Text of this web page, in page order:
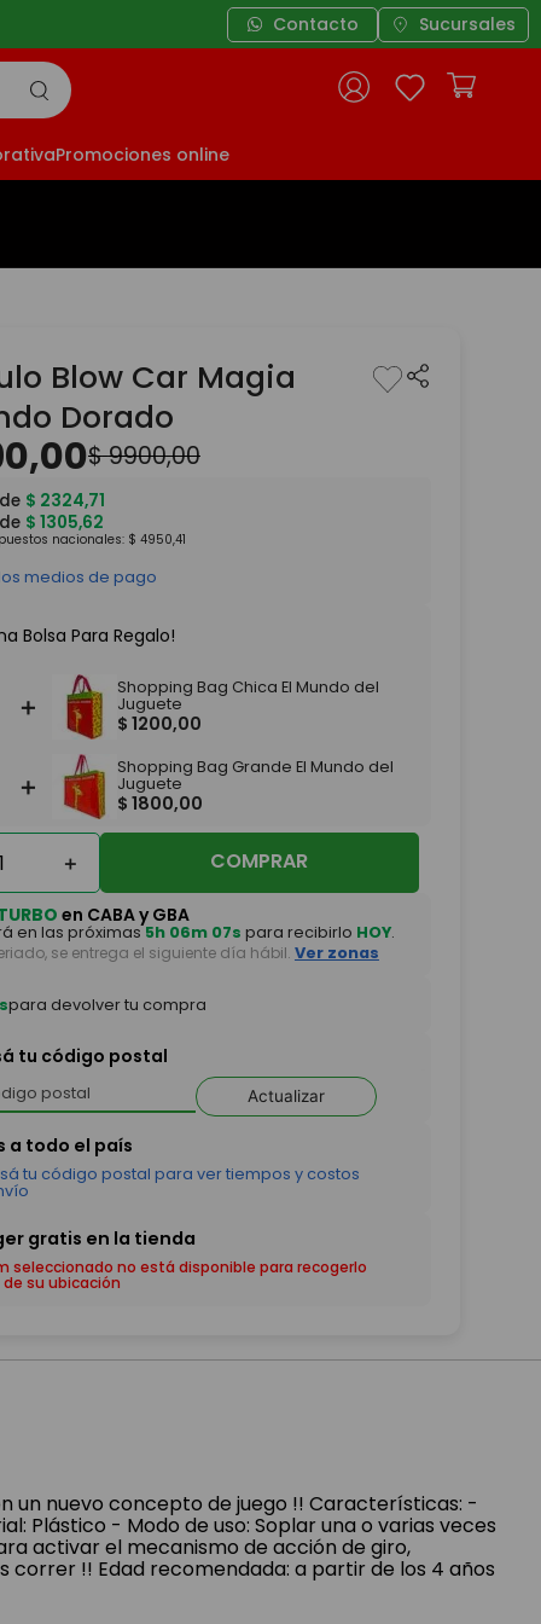
Contacto Sucursales
Promociones online
Blow Car Magia
Dorado
,00$9900,00
$ 2324,71
$ 1305,62
nacionales: $ 4950,41
medios de pago
Bolsa Para Regalo!
＋
Shopping Bag Chica El Mundo del
Juguete
$ 1200,00
＋
Shopping Bag Grande El Mundo del
Juguete
$ 1800,00
＋ COMPRAR
en CABA y GBA
en las próximas5h 06m 06s para recibirlo HOY.
se entrega el siguiente día hábil. Ver zonas
para devolver tu compra
tu código postal
Actualizar
seleccionado no está disponible para recogerlo
de su ubicación
un nuevo concepto de juego !! Características: -
Plástico - Modo de uso: Soplar una o varias veces
activar el mecanismo de acción de giro,
correr !! Edad recomendada: a partir de los 4 años